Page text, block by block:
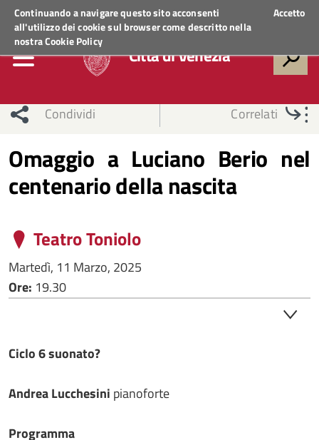
Continuando a navigare questo sito acconsenti
all'utilizzo dei cookie sul browser come descritto nella
nostraCookie Policy
Accetto
Regione VenetoACCEDI AI SERVIZI
Città di Venezia
Condividi Correlati
Omaggio a Luciano Berio nel
centenario della nascita
Teatro Toniolo
Martedì, 11 Marzo, 2025
Ore: 19.30
Ciclo 6 suonato?
Andrea Lucchesini pianoforte
Programma